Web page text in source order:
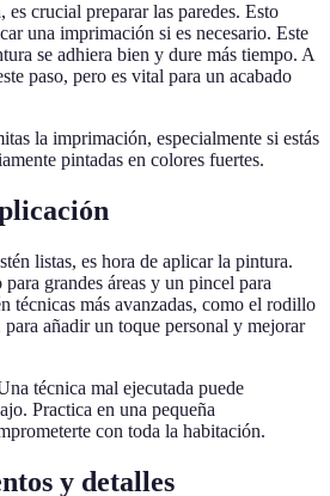
crucial preparar las paredes. Esto
una imprimación si es necesario. Este
se adhiera bien y dure más tiempo. A
paso, pero es vital para un acabado
la imprimación, especialmente si estás
pintadas en colores fuertes.
listas, es hora de aplicar la pintura.
grandes áreas y un pincel para
técnicas más avanzadas, como el rodillo
añadir un toque personal y mejorar
técnica mal ejecutada puede
Practica en una pequeña
con toda la habitación.
y detalles